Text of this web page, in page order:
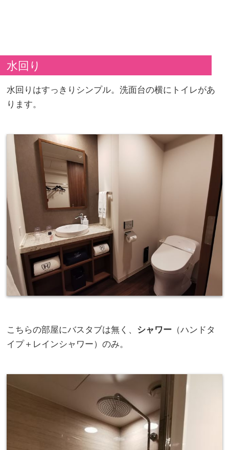
水回り
水回りはすっきりシンプル。洗面台の横にトイレがあ
ります。
こちらの部屋にバスタブは無く、 シャワー （ハンドタ
イプ＋レインシャワー）のみ。